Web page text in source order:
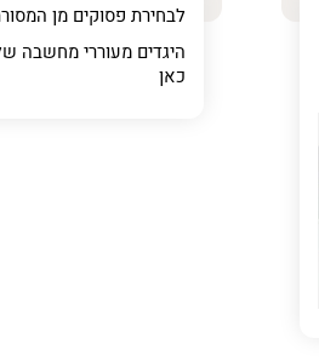
לבחירת פסוקים מן
היגדים מעוררי מחשבה
כאן